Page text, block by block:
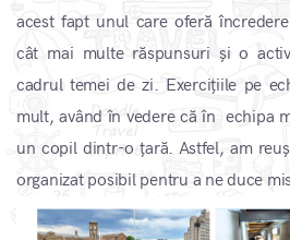
acest fapt unul care oferă
cât mai multe răspunsuri și o
cadrul temei de zi. Exercițiile pe
mult, având în vedere că în echipa
un copil dintr-o țară. Astfel, am
organizat posibil pentru a ne duce